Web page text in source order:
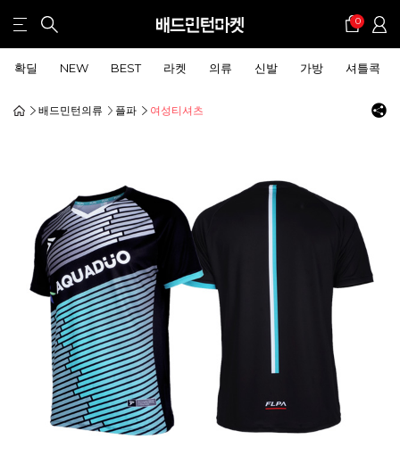
0
확딜 NEW BEST 라켓 의류 신발 가방 셔틀콕
배드민턴의류 플파 여성티셔츠